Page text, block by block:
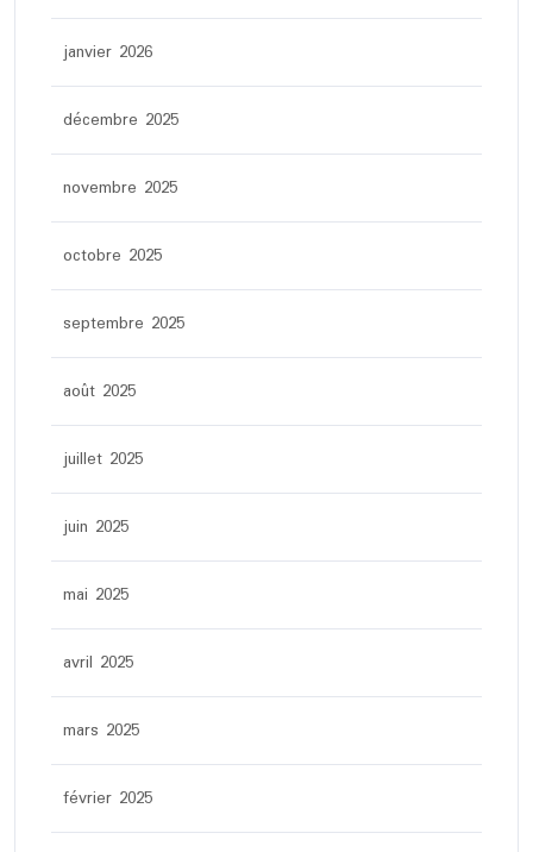
janvier 2026
décembre 2025
novembre 2025
octobre 2025
septembre 2025
août 2025
juillet 2025
juin 2025
mai 2025
avril 2025
mars 2025
février 2025